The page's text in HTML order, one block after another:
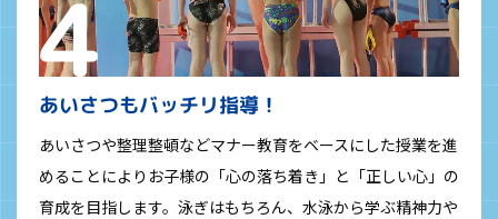
あいさつもバッチリ指導！
あいさつや整理整頓などマナー教育をベースにした授業を進
めることによりお子様の「心の落ち着き」と「正しい心」の
育成を目指します。泳ぎはもちろん、水泳から学ぶ精神力や